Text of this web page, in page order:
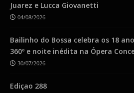
Juarez e Lucca Giovanetti
04/08/2026
Bailinho do Bossa celebra os 18
360º e noite inédita na Ópera
30/07/2026
Ediçao 288